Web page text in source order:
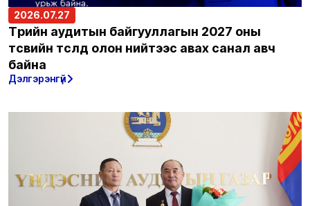
2026.07.27
Төрийн аудитын байгууллагын 2027 оны
төсвийн төсөлд олон нийтээс авах санал авч
байна
Дэлгэрэнгүй